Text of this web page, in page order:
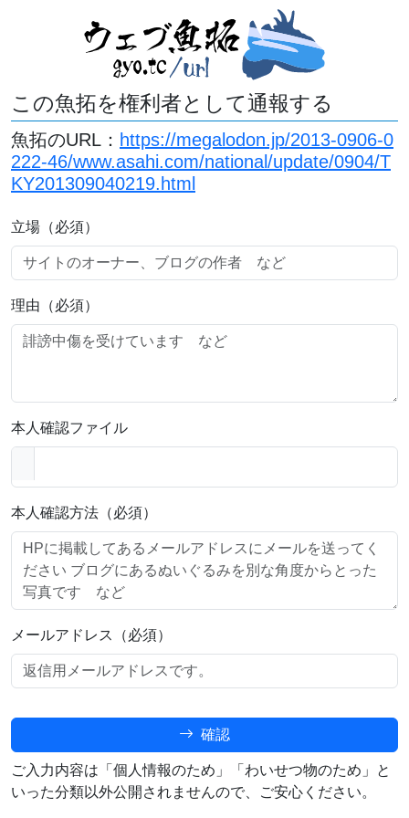
この魚拓を権利者として通報する
魚拓のURL： https://megalodon.jp/2013-0906-0
222-46/www.asahi.com/national/update/0904/T
KY201309040219.html
立場（必須）
理由（必須）
本人確認ファイル
本人確認方法（必須）
メールアドレス（必須）
確認
ご入力内容は「個人情報のため」「わいせつ物のため」と
いった分類以外公開されませんので、ご安心ください。